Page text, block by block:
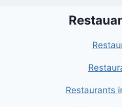
Restaurants